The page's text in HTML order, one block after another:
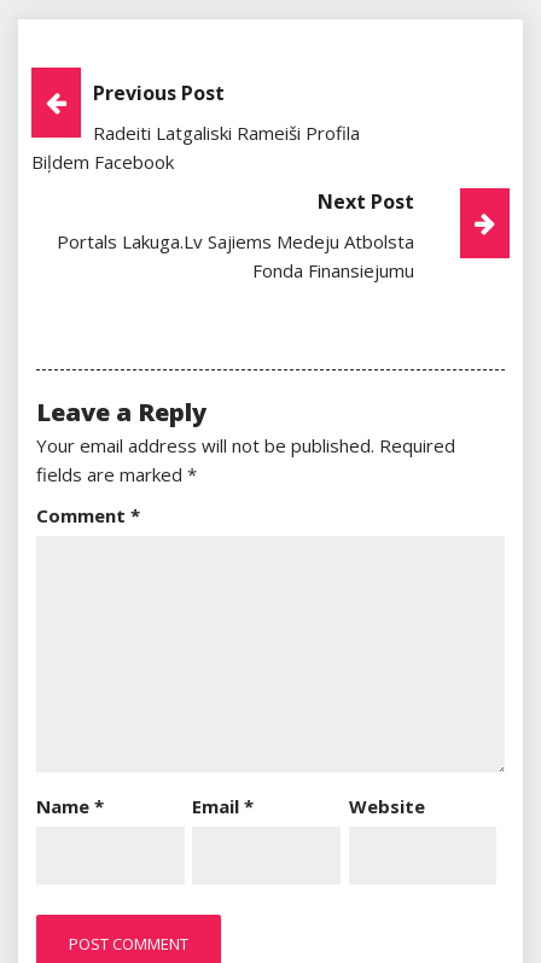
Post
Navigation
Previous Post
Radeiti Latgaliski Rameiši Profila
Biļdem Facebook
Next Post
Portals Lakuga.lv Sajiems Medeju Atbolsta
Fonda Finansiejumu
Leave a Reply
Your email address will not be published. Required
fields are marked *
Comment *
Name * Email* Website